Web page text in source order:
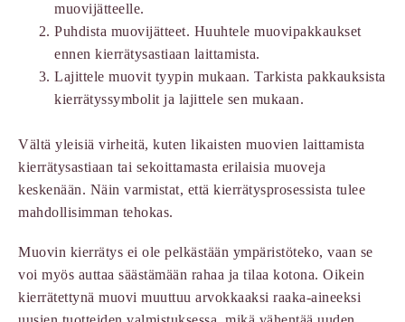
muovijätteelle.
Puhdista muovijätteet. Huuhtele muovipakkaukset
ennen kierrätysastiaan laittamista.
Lajittele muovit tyypin mukaan. Tarkista pakkauksista
kierrätyssymbolit ja lajittele sen mukaan.
Vältä yleisiä virheitä, kuten likaisten muovien laittamista
kierrätysastiaan tai sekoittamasta erilaisia muoveja
keskenään. Näin varmistat, että kierrätysprosessista tulee
mahdollisimman tehokas.
Muovin kierrätys ei ole pelkästään ympäristöteko, vaan se
voi myös auttaa säästämään rahaa ja tilaa kotona. Oikein
kierrätettynä muovi muuttuu arvokkaaksi raaka-aineeksi